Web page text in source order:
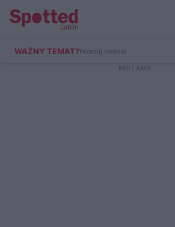
WAŻNY TEMAT?Prześlij newsa!